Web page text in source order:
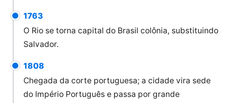
1763
O Rio se torna capital do Brasil colônia, substituindo
Salvador.
1808
Chegada da corte portuguesa; a cidade vira sede
do Império Português e passa por grande